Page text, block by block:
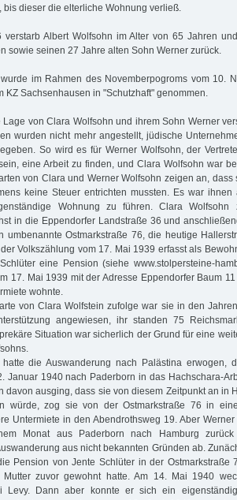
bis dieser die elterliche Wohnung verließ.
verstarb Albert Wolfsohn im Alter von 65 Jahren
sowie seinen 27 Jahre alten Sohn Werner zurück.
im Rahmen des Novemberpogroms vom 10.
KZ Sachsenhausen in "Schutzhaft" genommen.
Lage von Clara Wolfsohn und ihrem Sohn Werner
wurden nicht mehr angestellt, jüdische
So wird es für Werner Wolfsohn, der
eine Arbeit zu finden, und Clara Wolfsohn war
von Clara und Werner Wolfsohn zeigen an, dass
keine Steuer entrichten mussten. Es war ihnen
Wohnung zu führen. Clara
in die Eppendorfer Landstraße 36 und
umbenannte Ostmarkstraße 76, die heutige
Volkszählung vom 17. Mai 1939 erfasst als
eine Pension (siehe www.stolpersteine-
17. Mai 1939 mit der Adresse Eppendorfer Baum
wohnte.
von Clara Wolfstein zufolge war sie in den
angewiesen, ihr standen 75
Situation war sicherlich der Grund für eine
hatte die Auswanderung nach Palästina erwogen,
Januar 1940 nach Paderborn in das Hachschara-
davon ausging, dass sie von diesem Zeitpunkt an in
würde, zog sie von der Ostmarkstraße 76 in
Untermiete in den Abendrothsweg 19. Aber Werner
Monat aus Paderborn nach Hamburg
aus nicht bekannten Gründen ab.
Pension von Jente Schlüter in der Ostmarkstraße
zuvor gewohnt hatte. Am 14. Mai 1940
Levy. Dann aber konnte er sich ein